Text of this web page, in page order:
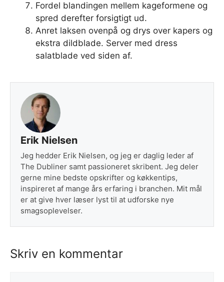
Fordel blandingen mellem kageformene og
spred derefter forsigtigt ud.
Anret laksen ovenpå og drys over kapers og
ekstra dildblade. Server med dress
salatblade ved siden af.
Erik Nielsen
Jeg hedder Erik Nielsen, og jeg er daglig leder af
The Dubliner samt passioneret skribent. Jeg deler
gerne mine bedste opskrifter og køkkentips,
inspireret af mange års erfaring i branchen. Mit mål
er at give hver læser lyst til at udforske nye
smagsoplevelser.
Skriv en kommentar